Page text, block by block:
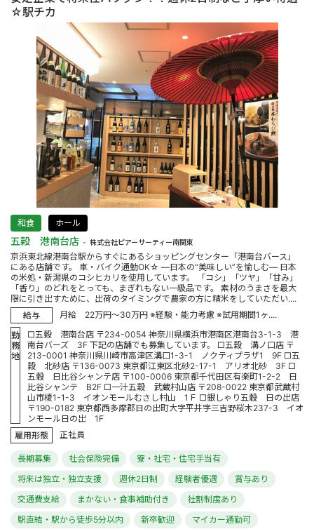
☆駅チカ
和食 ホール
五穀 港南台店 株式会社ピアーサーティー南関東
京浜東北線港南台駅からすぐにあるショッピングセンター「港南台バース」
にある店舗です。 車・バイク通勤OK☆ ―日本の“美味しい”を愉しむ― 日本
の米処・新潟県のコシヒカリを使用しています。 「コシ」「ツヤ」「甘み」
「香り」のどれをとっても、まぎれもない一級品です。 素材のうまさを最大
限に引き出すために、出荷のタイミングで農家の方に精米をしていただい....
給与
月給 22万円～30万円 ※経験・能力考慮 ※試用期間1ヶ....
勤
務
地
□五穀 港南台店 〒234-0054 神奈川県横浜市港南区港南台3-1-3 港
南台バーズ 3F 下記の店舗でも募集しています。 □五穀 溝ノ口店 〒
213-0001 神奈川県川崎市高津区溝口1-3-1 ノクティプラザ1 9F □五
穀 北砂店 〒136-0073 東京都江東区北砂2-17-1 アリオ北砂 3F □
五穀 日比谷シャンテ店 〒100-0006 東京都千代田区有楽町1-2-2 日
比谷シャンテ B2F □一汁五穀 武蔵村山店 〒208-0022 東京都武蔵村
山市榎1-1-3 イオンモールむさし村山 1Ｆ □銀しゃり五穀 日の出店
〒190-0182 東京都西多摩郡日の出町大字平井字三吉野桜木237-3 イオ
ンモール日の出 1F
雇用形態
正社員
長期募集 社会保険完備
寮・社宅・住宅手当有
将来は独立・独立支援
週休2日制 経験者優遇
賞与あり
交通費支給
まかない・食事補助付き
社割制度あり
駅直結・駅から徒歩5分以内
新卒歓迎
マイカー通勤可